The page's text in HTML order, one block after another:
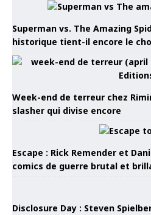
Superman vs. The Amazing
historique tient-il encore le
Week-end de terreur chez
slasher qui divise encore
Escape : Rick Remender et
comics de guerre brutal et
Disclosure Day : Steven